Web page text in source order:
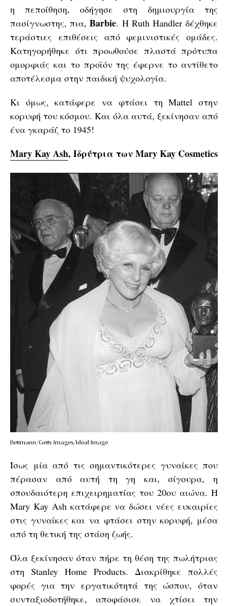
η πεποίθηση, οδήγησε στη δημιουργία της
πασίγνωστης, πια,Barbie. Η Ruth Handler δέχθηκε
τεράστιες επιθέσεις από φεμινιστικές ομάδες.
Κατηγορήθηκε ότι προωθούσε πλαστά πρότυπα
ομορφιάς και το προϊόν της έφερνε το αντίθετο
αποτέλεσμα στην παιδική ψυχολογία.
Κι όμως, κατάφερε να φτάσει τη Mattel στην
κορυφή του κόσμου. Και όλα αυτά, ξεκίνησαν από
ένα γκαράζ το 1945!
Mary Kay Ash, Ιδρύτρια των Mary Kay Cosmetics
Bettmann/Getty Images/Ideal Image
Ίσως μία από τις σημαντικότερες γυναίκες που
πέρασαν από αυτή τη γη και, σίγουρα, η
σπουδαιότερη επιχειρηματίας του 20ου αιώνα. Η
Mary Kay Ash κατάφερε να δώσει νέες ευκαιρίες
στις γυναίκες και να φτάσει στην κορυφή, μέσα
από τη θετική της στάση ζωής.
Όλα ξεκίνησαν όταν πήρε τη θέση της πωλήτριας
στη Stanley Home Products. Διακρίθηκε πολλές
φορές για την εργατικότητά της ώσπου, όταν
συνταξιοδοτήθηκε, αποφάσισε να χτίσει την